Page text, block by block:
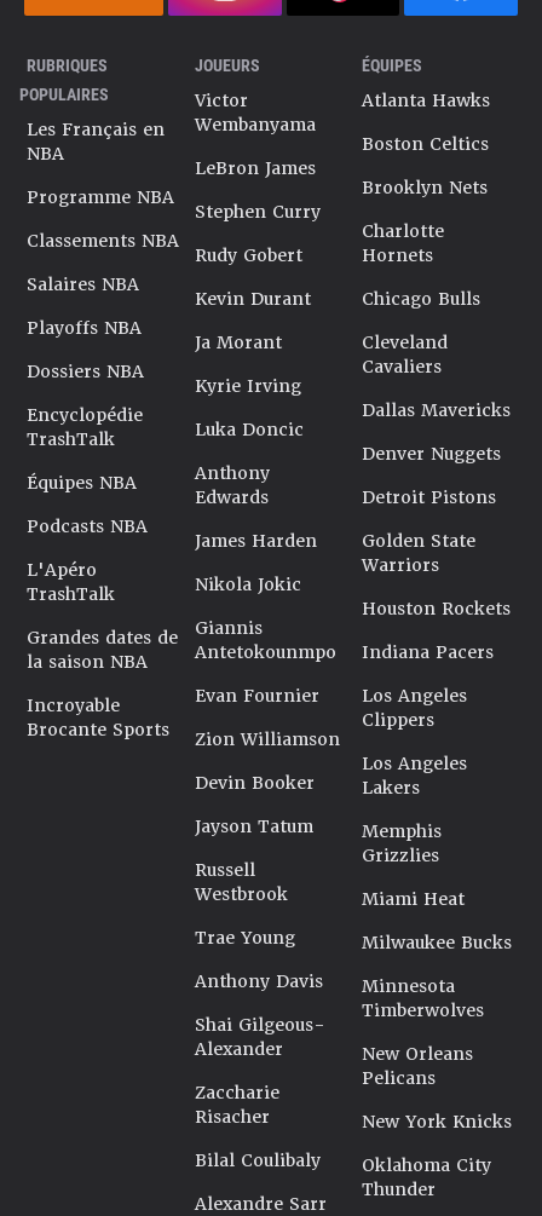
RUBRIQUES
POPULAIRES
Les Français en
NBA
Programme NBA
Classements NBA
Salaires NBA
Playoffs NBA
Dossiers NBA
Encyclopédie
TrashTalk
Équipes NBA
Podcasts NBA
L'Apéro
TrashTalk
Grandes dates de
la saison NBA
Incroyable
Brocante Sports
JOUEURS
Victor
Wembanyama
LeBron James
Stephen Curry
Rudy Gobert
Kevin Durant
Ja Morant
Kyrie Irving
Luka Doncic
Anthony
Edwards
James Harden
Nikola Jokic
Giannis
Antetokounmpo
Evan Fournier
Zion Williamson
Devin Booker
Jayson Tatum
Russell
Westbrook
Trae Young
Anthony Davis
Shai Gilgeous-
Alexander
Zaccharie
Risacher
Bilal Coulibaly
Alexandre Sarr
ÉQUIPES
Atlanta Hawks
Boston Celtics
Brooklyn Nets
Charlotte
Hornets
Chicago Bulls
Cleveland
Cavaliers
Dallas Mavericks
Denver Nuggets
Detroit Pistons
Golden State
Warriors
Houston Rockets
Indiana Pacers
Los Angeles
Clippers
Los Angeles
Lakers
Memphis
Grizzlies
Miami Heat
Milwaukee Bucks
Minnesota
Timberwolves
New Orleans
Pelicans
New York Knicks
Oklahoma City
Thunder